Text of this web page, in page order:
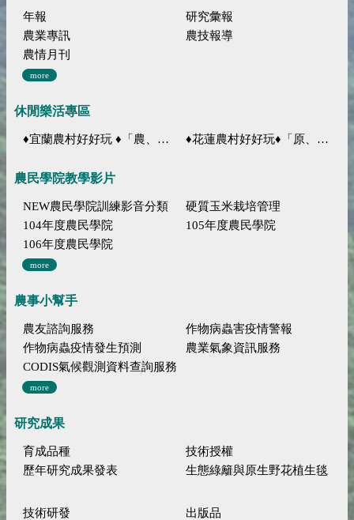
年報
研究彙報
農業專訊
農技報導
農情月刊
more
休閒樂活專區
♦宜蘭農村好好玩 ♦「農、藝、山、水」四條遊程推薦 ♦花蓮農村好好玩♦「原、生、慢、活」四條遊程推薦
農民學院教學影片
NEW農民學院訓練影音分類
硬質玉米栽培管理
104年度農民學院
105年度農民學院
106年度農民學院
more
農事小幫手
農友諮詢服務
作物病蟲害疫情警報
作物病蟲疫情發生預測
農業氣象資訊服務
CODIS氣候觀測資料查詢服務
more
研究成果
育成品種
技術授權
歷年研究成果發表
生態綠籬與原生野花植生毯
技術研發
出版品